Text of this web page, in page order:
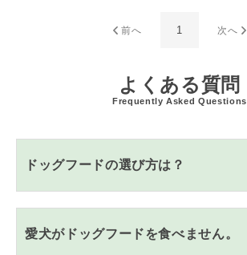
前へ 1 次へ
よくある質問
Frequently Asked Questions
ドッグフードの選び方は？
愛犬がドッグフードを食べません。